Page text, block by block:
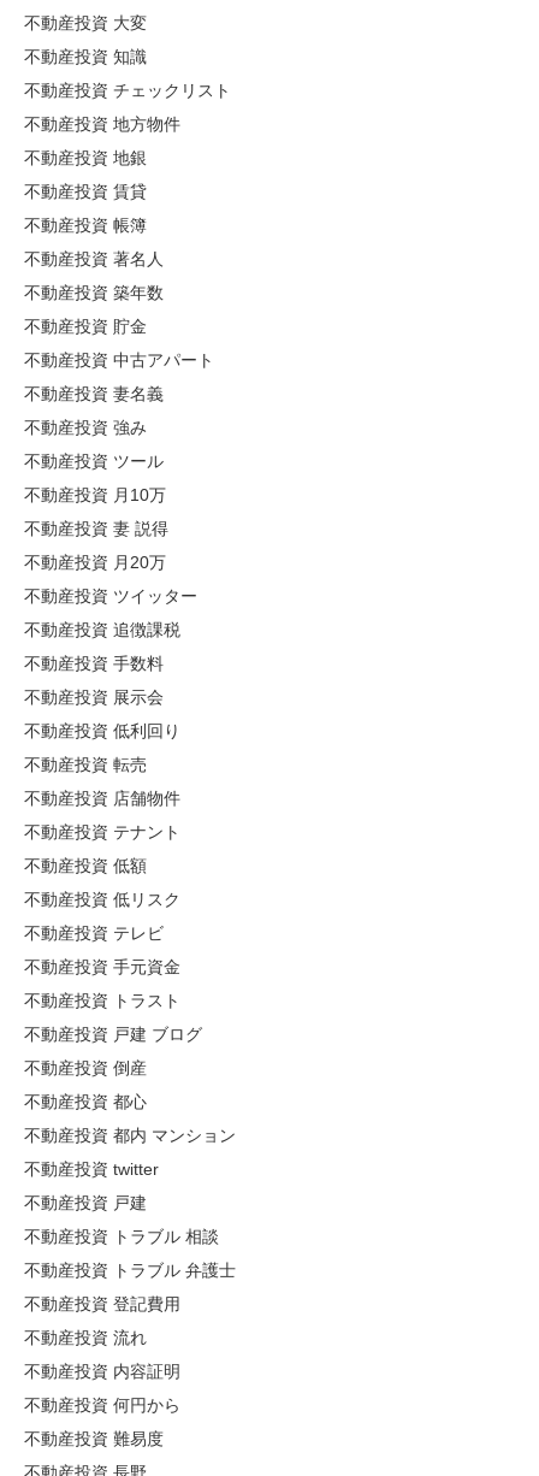
不動産投資 大変
不動産投資 知識
不動産投資 チェックリスト
不動産投資 地方物件
不動産投資 地銀
不動産投資 賃貸
不動産投資 帳簿
不動産投資 著名人
不動産投資 築年数
不動産投資 貯金
不動産投資 中古アパート
不動産投資 妻名義
不動産投資 強み
不動産投資 ツール
不動産投資 月10万
不動産投資 妻 説得
不動産投資 月20万
不動産投資 ツイッター
不動産投資 追徴課税
不動産投資 手数料
不動産投資 展示会
不動産投資 低利回り
不動産投資 転売
不動産投資 店舗物件
不動産投資 テナント
不動産投資 低額
不動産投資 低リスク
不動産投資 テレビ
不動産投資 手元資金
不動産投資 トラスト
不動産投資 戸建 ブログ
不動産投資 倒産
不動産投資 都心
不動産投資 都内 マンション
不動産投資 twitter
不動産投資 戸建
不動産投資 トラブル 相談
不動産投資 トラブル 弁護士
不動産投資 登記費用
不動産投資 流れ
不動産投資 内容証明
不動産投資 何円から
不動産投資 難易度
不動産投資 長野